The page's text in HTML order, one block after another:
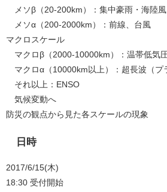
メソβ（20-200km）：集中豪雨・海陸風
メソα（200-2000km）：前線、台風
マクロスケール
マクロβ（2000-10000km）：温帯低気
マクロα（10000km以上）：超長波（プ
それ以上：ENSO
気候変動へ
防災の観点から見た各スケールの現象
日時
2017/6/15(木)
18:30 受付開始